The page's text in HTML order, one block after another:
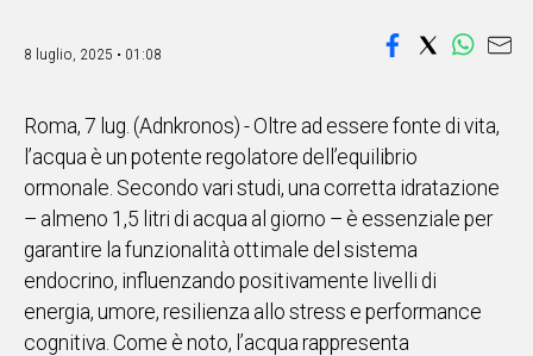
OGLIASTRA
ALTRE
NOTIZIE
POLITICA
IN
ITALIA
NEL
MONDO
8 luglio, 2025 • 01:08
Roma, 7 lug. (Adnkronos) - Oltre ad essere fonte di vita,
l’acqua è un potente regolatore dell’equilibrio
ormonale. Secondo vari studi, una corretta idratazione
– almeno 1,5 litri di acqua al giorno – è essenziale per
garantire la funzionalità ottimale del sistema
endocrino, influenzando positivamente livelli di
energia, umore, resilienza allo stress e performance
cognitiva. Come è noto, l’acqua rappresenta